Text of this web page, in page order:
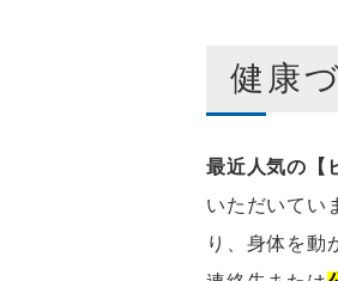
健康
最近人気の【
いただいてい
り、身体を動